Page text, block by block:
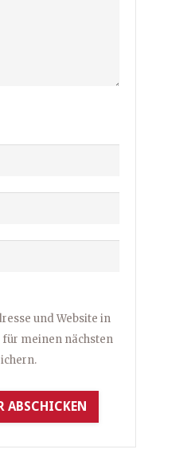
und Website in
für meinen nächsten